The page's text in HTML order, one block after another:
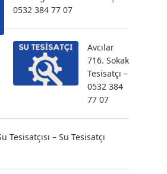
0532 384 77 07
Avcılar
716. Sokak
Tesisatçı –
0532 384
77 07
Tesisatçısı – Su Tesisatçı